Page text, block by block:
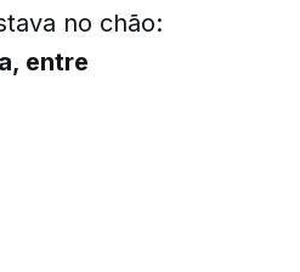
no chão:
entre